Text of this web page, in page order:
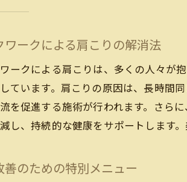
ワークによる肩こりの解消法
ークによる肩こりは、多くの人々が
ています。肩こりの原因は、長時間
を促進する施術が行われます。さら
し、持続的な健康をサポートします
善のための特別メニュー